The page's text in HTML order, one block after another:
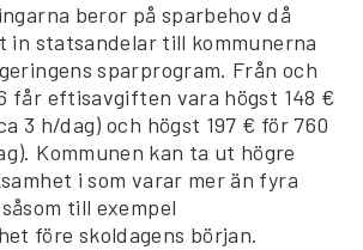
beror på sparbehov då
in statsandelar till kommunerna
sparprogram. Från och
får eftisavgiften vara högst 148 €
3 h/dag) och högst 197 € för 760
Kommunen kan ta ut högre
i som varar mer än fyra
till exempel
före skoldagens början.